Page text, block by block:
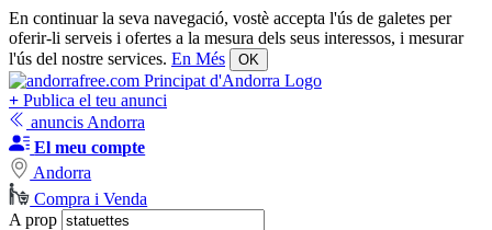
En continuar la seva navegació, vostè accepta l'ús de galetes per
oferir-li serveis i ofertes a la mesura dels seus interessos, i mesurar
l'ús del nostre services. En Més OK
+ Publica el teu anunci
anuncis Andorra
El meu compte
Andorra
Compra i Venda
A prop